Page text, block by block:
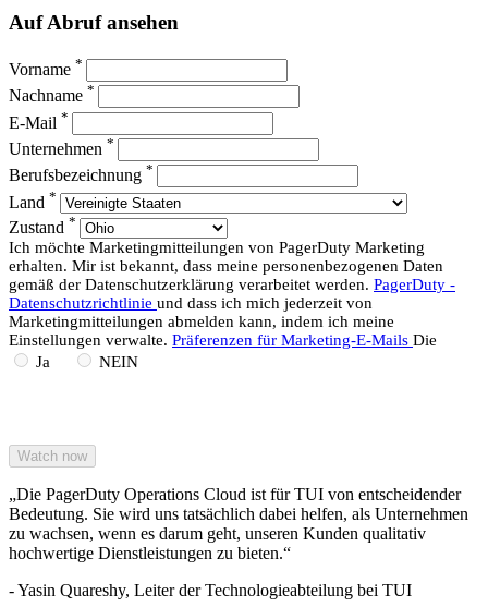
Auf Abruf ansehen
Vorname *
Nachname *
E-Mail *
Unternehmen *
Berufsbezeichnung *
Land *
Zustand *
Ich möchte Marketingmitteilungen von PagerDuty Marketing
erhalten. Mir ist bekannt, dass meine personenbezogenen Daten
gemäß der Datenschutzerklärung verarbeitet werden. PagerDuty -
Datenschutzrichtlinie und dass ich mich jederzeit von
Marketingmitteilungen abmelden kann, indem ich meine
Einstellungen verwalte. Präferenzen für Marketing-E-Mails Die
Ja
NEIN
„Die PagerDuty Operations Cloud ist für TUI von entscheidender
Bedeutung. Sie wird uns tatsächlich dabei helfen, als Unternehmen
zu wachsen, wenn es darum geht, unseren Kunden qualitativ
hochwertige Dienstleistungen zu bieten.“
- Yasin Quareshy, Leiter der Technologieabteilung bei TUI